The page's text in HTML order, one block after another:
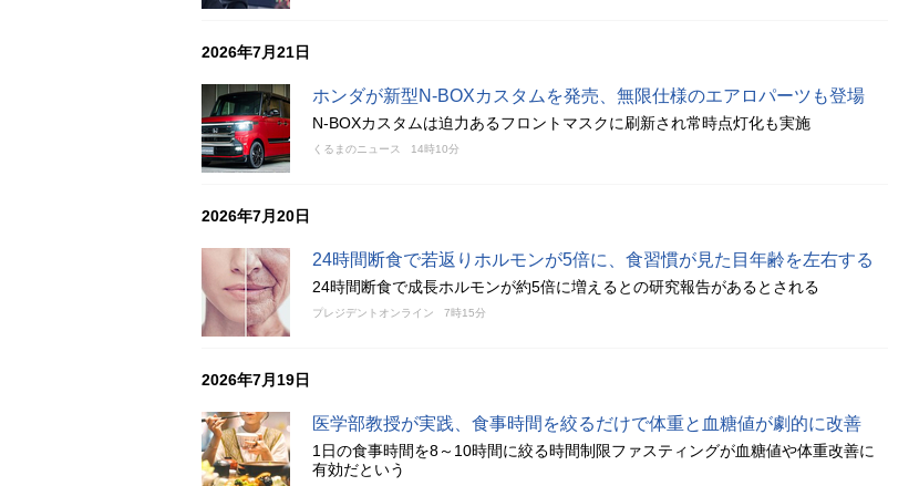
2026年7月21日
ホンダが新型N-BOXカスタムを発売、無限仕様のエアロパーツも登場
N-BOXカスタムは迫力あるフロントマスクに刷新され常時点灯化も実施
くるまのニュース 14時10分
2026年7月20日
24時間断食で若返りホルモンが5倍に、食習慣が見た目年齢を左右する
24時間断食で成長ホルモンが約5倍に増えるとの研究報告があるとされる
プレジデントオンライン 7時15分
2026年7月19日
医学部教授が実践、食事時間を絞るだけで体重と血糖値が劇的に改善
1日の食事時間を8～10時間に絞る時間制限ファスティングが血糖値や体重改善に
有効だという